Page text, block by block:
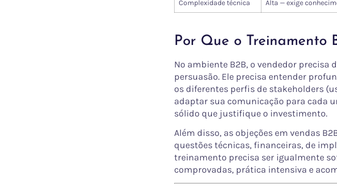
Complexidade técnica Alta — exige
Por Que o Treinamento
No ambiente B2B, o vendedor
persuasão. Ele precisa entender
os diferentes perfis de stakeholders
adaptar sua comunicação para cada
sólido que justifique o investimento.
Além disso, as objeções em vendas
questões técnicas, financeiras, de
treinamento precisa ser igualmente
comprovadas, prática intensiva e